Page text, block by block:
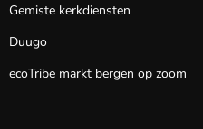
Gemiste kerkdiensten
Duugo
ecoTribe markt bergen op zoom